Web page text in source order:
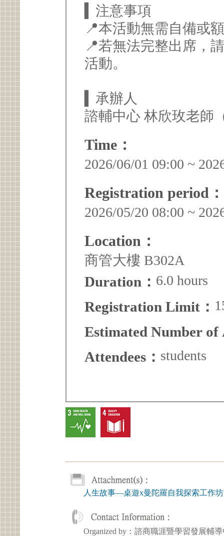
▍注意事項
📍本活動無需自備或
📍若無法完整出席，
活動。
▍承辦人
諮輔中心 林欣玫老師
Time：
2026/06/01 09:00 ~
Registration period：
2026/05/20 08:00 ~
Location：
商管大樓 B302A
Duration： 6.0 hours
Registration Limit：
Estimated Number of
Attendees： students
人生故事—桌遊x曼陀羅自我探索工作
Organized by：諮商職涯暨學習發展輔